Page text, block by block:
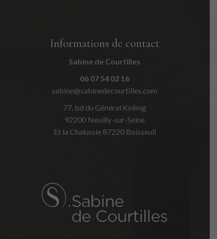
Informations de contact
Sabine de Courtilles
06 07 54 02 16
sabine@sabinedecourtilles.com
77, bd du Général Koënig
92200 Neuilly-sur-Seine
Et la Chalussie 87220 Boisseuil